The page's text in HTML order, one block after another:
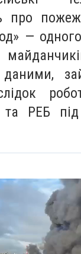
про
—
даними,
РЕБ під